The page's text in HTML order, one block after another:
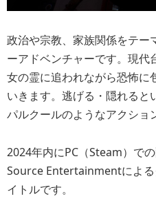
政治や宗教、家族関係をテー
ーアドベンチャーです。現代
女の霊に追われながら恐怖に
いきます。逃げる・隠れる
パルクールのようなアクショ
2024年内にPC（Steam）で
Source Entertainmentによる
イトルです。